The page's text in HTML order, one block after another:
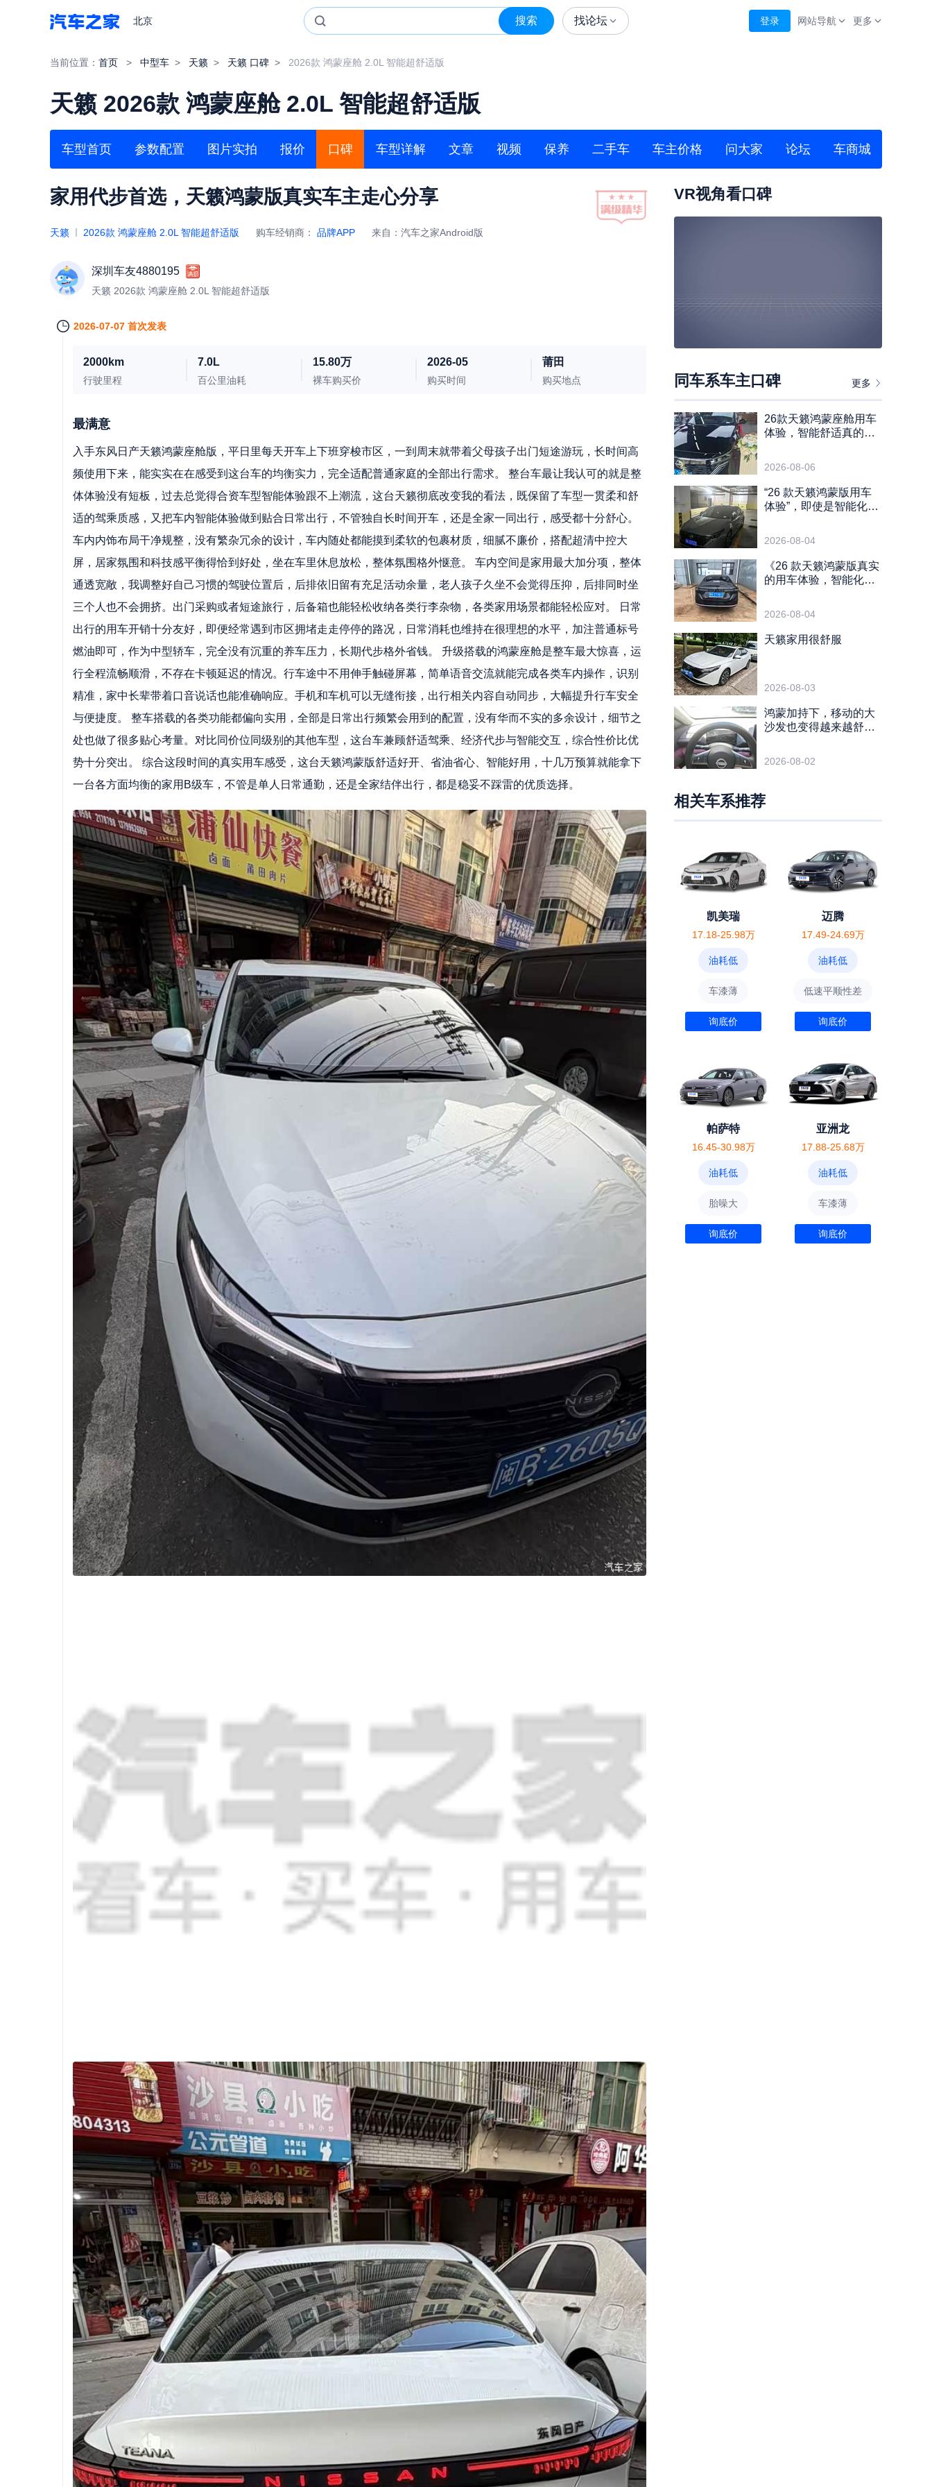
北京 搜索 找论坛 登录 网站导航 更多
当前位置： 首页 > 中型车 > 天籁 > 天籁 口碑 > 2026款 鸿蒙座舱 2.0L 智能超舒适版
天籁 2026款 鸿蒙座舱 2.0L 智能超舒适版
车型首页 参数配置 图片实拍 报价 口碑 车型详解 文章 视频 保养 二手车 车主价格 问大家 论坛 车商城
家用代步首选，天籁鸿蒙版真实车主走心分享
天籁 2026款 鸿蒙座舱 2.0L 智能超舒适版 购车经销商： 品牌APP 来自：汽车之家Android版
深圳车友4880195
天籁 2026款 鸿蒙座舱 2.0L 智能超舒适版
2026-07-07 首次发表
2000km
行驶里程
7.0L
百公里油耗
15.80万
裸车购买价
2026-05
购买时间
莆田
购买地点
最满意
入手东风日产天籁鸿蒙座舱版，平日里每天开车上下班穿梭市区，一到周末就带着父母孩子出门短途游玩，长时间高
频使用下来，能实实在在感受到这台车的均衡实力，完全适配普通家庭的全部出行需求。 整台车最让我认可的就是整
体体验没有短板，过去总觉得合资车型智能体验跟不上潮流，这台天籁彻底改变我的看法，既保留了车型一贯柔和舒
适的驾乘质感，又把车内智能体验做到贴合日常出行，不管独自长时间开车，还是全家一同出行，感受都十分舒心。
车内内饰布局干净规整，没有繁杂冗余的设计，车内随处都能摸到柔软的包裹材质，细腻不廉价，搭配超清中控大
屏，居家氛围和科技感平衡得恰到好处，坐在车里休息放松，整体氛围格外惬意。 车内空间是家用最大加分项，整体
通透宽敞，我调整好自己习惯的驾驶位置后，后排依旧留有充足活动余量，老人孩子久坐不会觉得压抑，后排同时坐
三个人也不会拥挤。出门采购或者短途旅行，后备箱也能轻松收纳各类行李杂物，各类家用场景都能轻松应对。 日常
出行的用车开销十分友好，即便经常遇到市区拥堵走走停停的路况，日常消耗也维持在很理想的水平，加注普通标号
燃油即可，作为中型轿车，完全没有沉重的养车压力，长期代步格外省钱。 升级搭载的鸿蒙座舱是整车最大惊喜，运
行全程流畅顺滑，不存在卡顿延迟的情况。行车途中不用伸手触碰屏幕，简单语音交流就能完成各类车内操作，识别
精准，家中长辈带着口音说话也能准确响应。手机和车机可以无缝衔接，出行相关内容自动同步，大幅提升行车安全
与便捷度。 整车搭载的各类功能都偏向实用，全部是日常出行频繁会用到的配置，没有华而不实的多余设计，细节之
处也做了很多贴心考量。对比同价位同级别的其他车型，这台车兼顾舒适驾乘、经济代步与智能交互，综合性价比优
势十分突出。 综合这段时间的真实用车感受，这台天籁鸿蒙版舒适好开、省油省心、智能好用，十几万预算就能拿下
一台各方面均衡的家用B级车，不管是单人日常通勤，还是全家结伴出行，都是稳妥不踩雷的优质选择。
VR视角看口碑
同车系车主口碑 更多
26款天籁鸿蒙座舱用车
体验，智能舒适真的绝
2026-08-06
“26 款天籁鸿蒙版用车
体验”，即使是智能化燃
2026-08-04
《26 款天籁鸿蒙版真实
的用车体验，智能化和
2026-08-04
天籁家用很舒服
2026-08-03
鸿蒙加持下，移动的大
沙发也变得越来越舒适
2026-08-02
相关车系推荐
凯美瑞
17.18-25.98万
油耗低
车漆薄
询底价
迈腾
17.49-24.69万
油耗低
低速平顺性差
询底价
帕萨特
16.45-30.98万
油耗低
胎噪大
询底价
亚洲龙
17.88-25.68万
油耗低
车漆薄
询底价